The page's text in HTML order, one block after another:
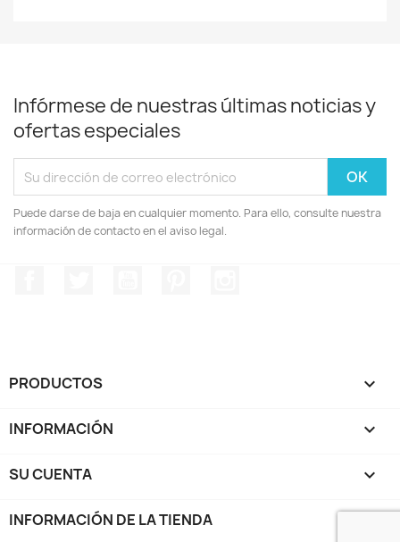
Infórmese de nuestras últimas noticias y
ofertas especiales
Puede darse de baja en cualquier momento. Para ello, consulte nuestra
información de contacto en el aviso legal.
PRODUCTOS 
INFORMACIÓN 
SU CUENTA 
INFORMACIÓN DE LA TIENDA